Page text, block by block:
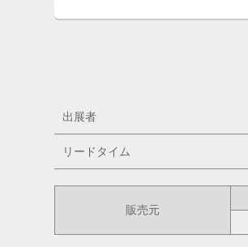
出展者
リードタイム
販売元